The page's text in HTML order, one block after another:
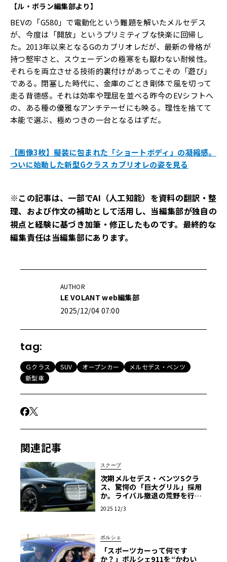
【ル・ボラン編集部より】
BEVの「G580」で電動化という難題を解いたメルセデス
が、今度は「開放」というプリミティブな快楽に回帰し
た。2013年以来となるGのカブリオレだが、最新の骨格が
持つ堅牢さと、スウェーデンの極寒をも厭わない耐候性。
それらを両立させる技術的裏付けがあってこその「遊び」
である。閉塞した時代に、金庫のごとき剛体で風を切って
走る背徳感。それは効率や理屈を並べる昨今のEVシフトへ
の、ある種の優雅なアンチテーゼにも映る。理性を捨てて
本能で選ぶ、極めつきの一台となるはずだ。
【画像3枚】擬装に包まれた「ショートボディ」の凝縮感。
ついに始動した新型Gクラス カブリオレの姿を見る
※この記事は、一部でAI（人工知能）を資料の翻訳・整
理、および作文の補助として活用し、当編集部が独自の
視点と経験に基づき加筆・修正したものです。最終的な
編集責任は当編集部にあります。
AUTHOR
LE VOLANT web編集部
2025/12/04 07:00
tag:
Ｇクラス SUV オープンカー
メルセデス・ベンツ
新型車
関連記事
スクープ
次期メルセデス・ベンツSクラ
ス、驚愕の「巨大グリル」採用
か。ライバル撤退の荒野を行
2025 12/3
ポルシェ
「スポーツカーって何です
か？」ポルシェ911を“かわい